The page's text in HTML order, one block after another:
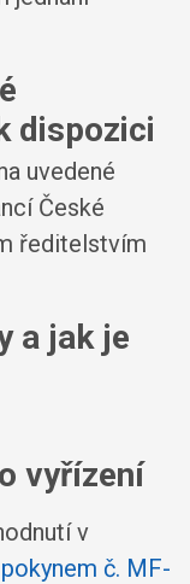
dispozici
uvedené
České
ředitelstvím
a jak je
vyřízení
v
pokynem č. MF-